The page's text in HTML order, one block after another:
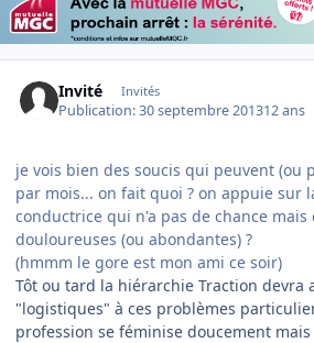
Invité Invités
Publication:30 septembre 201312 ans
je vois bien des soucis qui peuvent (ou
par mois... on fait quoi ? on appuie sur
conductrice qui n'a pas de chance mais
douloureuses (ou abondantes) ?
(hmmm le gore est mon ami ce soir)
Tôt ou tard la hiérarchie Traction devra
"logistiques" à ces problèmes
profession se féminise doucement